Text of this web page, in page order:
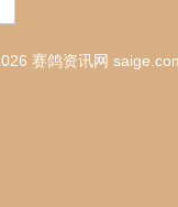
赛鸽资讯网